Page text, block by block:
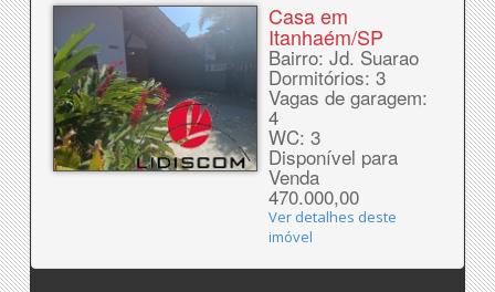
Casa em
Itanhaém/SP
Bairro: Jd. Suarao
Dormitórios: 3
Vagas de garagem:
4
WC: 3
Disponível para
Venda
470.000,00
Ver detalhes deste
imóvel